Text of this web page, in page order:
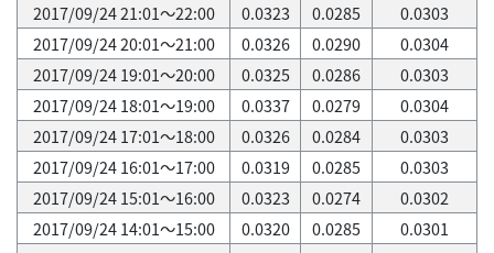
2017/09/24 21:01～22:00
0.0323 0.0285
0.0303
2017/09/24 20:01～21:00
0.0326 0.0290
0.0304
2017/09/24 19:01～20:00
0.0325 0.0286
0.0303
2017/09/24 18:01～19:00
0.0337 0.0279
0.0304
2017/09/24 17:01～18:00
0.0326 0.0284
0.0303
2017/09/24 16:01～17:00
0.0319 0.0285
0.0303
2017/09/24 15:01～16:00
0.0323 0.0274
0.0302
2017/09/24 14:01～15:00
0.0320 0.0285
0.0301